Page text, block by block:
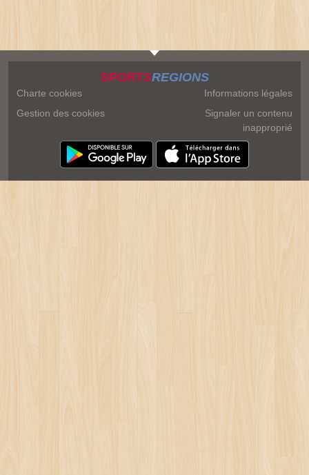
SPORTSREGIONS
Charte cookies
Gestion des cookies
Informations légales
Signaler un contenu
inapproprié